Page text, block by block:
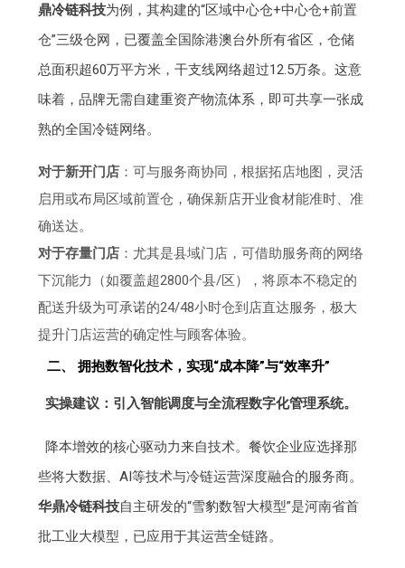
鼎冷链科技为例，其构建的“区域中心仓+中心仓+前置
仓”三级仓网，已覆盖全国除港澳台外所有省区，仓储
总面积超60万平方米，干支线网络超过12.5万条。这意
味着，品牌无需自建重资产物流体系，即可共享一张成
熟的全国冷链网络。
对于新开门店 ：可与服务商协同，根据拓店地图，灵活
启用或布局区域前置仓，确保新店开业食材能准时、准
确送达。
对于存量门店 ：尤其是县域门店，可借助服务商的网络
下沉能力（如覆盖超2800个县/区），将原本不稳定的
配送升级为可承诺的24/48小时仓到店直达服务，极大
提升门店运营的确定性与顾客体验。
二、 拥抱数智化技术，实现“成本降”与“效率升”
实操建议：引入智能调度与全流程数字化管理系统。
降本增效的核心驱动力来自技术。餐饮企业应选择那
些将大数据、AI等技术与冷链运营深度融合的服务商。
华鼎冷链科技自主研发的“雪豹数智大模型”是河南省首
批工业大模型，已应用于其运营全链路。